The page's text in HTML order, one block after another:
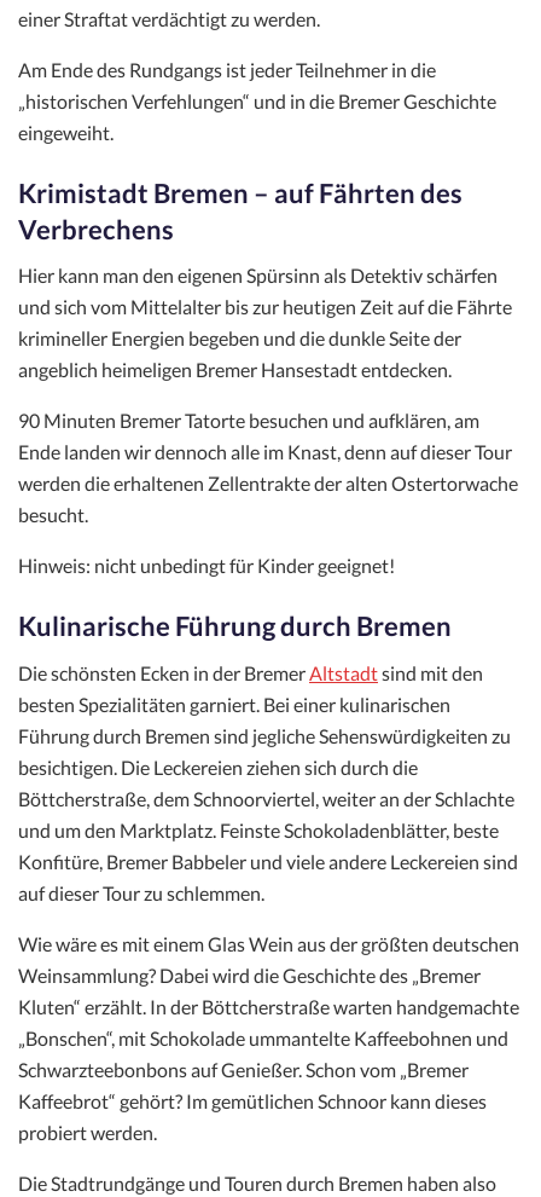
einer Straftat verdächtigt zu werden.
Am Ende des Rundgangs ist jeder Teilnehmer in die
„historischen Verfehlungen“ und in die Bremer Geschichte
eingeweiht.
Krimistadt Bremen – auf Fährten des
Verbrechens
Hier kann man den eigenen Spürsinn als Detektiv schärfen
und sich vom Mittelalter bis zur heutigen Zeit auf die Fährte
krimineller Energien begeben und die dunkle Seite der
angeblich heimeligen Bremer Hansestadt entdecken.
90 Minuten Bremer Tatorte besuchen und aufklären, am
Ende landen wir dennoch alle im Knast, denn auf dieser Tour
werden die erhaltenen Zellentrakte der alten Ostertorwache
besucht.
Hinweis: nicht unbedingt für Kinder geeignet!
Kulinarische Führung durch Bremen
Die schönsten Ecken in der Bremer Altstadtsind mit den
besten Spezialitäten garniert. Bei einer kulinarischen
Führung durch Bremen sind jegliche Sehenswürdigkeiten zu
besichtigen. Die Leckereien ziehen sich durch die
Böttcherstraße, dem Schnoorviertel, weiter an der Schlachte
und um den Marktplatz. Feinste Schokoladenblätter, beste
Konfitüre, Bremer Babbeler und viele andere Leckereien sind
auf dieser Tour zu schlemmen.
Wie wäre es mit einem Glas Wein aus der größten deutschen
Weinsammlung? Dabei wird die Geschichte des „Bremer
Kluten“ erzählt. In der Böttcherstraße warten handgemachte
„Bonschen“, mit Schokolade ummantelte Kaffeebohnen und
Schwarzteebonbons auf Genießer. Schon vom „Bremer
Kaffeebrot“ gehört? Im gemütlichen Schnoor kann dieses
probiert werden.
Die Stadtrundgänge und Touren durch Bremen haben also